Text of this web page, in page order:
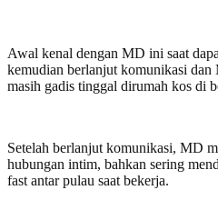
Awal kenal dengan MD ini saat
kemudian berlanjut komunikasi
masih gadis tinggal dirumah kos di
Setelah berlanjut komunikasi, MD
hubungan intim, bahkan sering
fast antar pulau saat bekerja.